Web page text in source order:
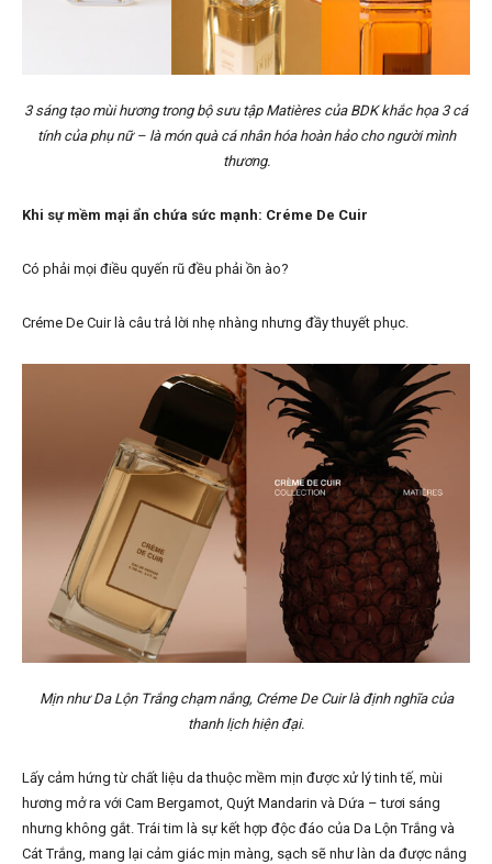
3 sáng tạo mùi hương trong bộ sưu tập Matières của BDK khắc họa 3 cá
tính của phụ nữ – là món quà cá nhân hóa hoàn hảo cho người mình
thương.
Khi sự mềm mại ẩn chứa sức mạnh: Créme De Cuir
Có phải mọi điều quyến rũ đều phải ồn ào?
Créme De Cuir là câu trả lời nhẹ nhàng nhưng đầy thuyết phục.
Mịn như Da Lộn Trắng chạm nắng, Créme De Cuir là định nghĩa của
thanh lịch hiện đại.
Lấy cảm hứng từ chất liệu da thuộc mềm mịn được xử lý tinh tế, mùi
hương mở ra với Cam Bergamot, Quýt Mandarin và Dứa – tươi sáng
nhưng không gắt. Trái tim là sự kết hợp độc đáo của Da Lộn Trắng và
Cát Trắng, mang lại cảm giác mịn màng, sạch sẽ như làn da được nắng